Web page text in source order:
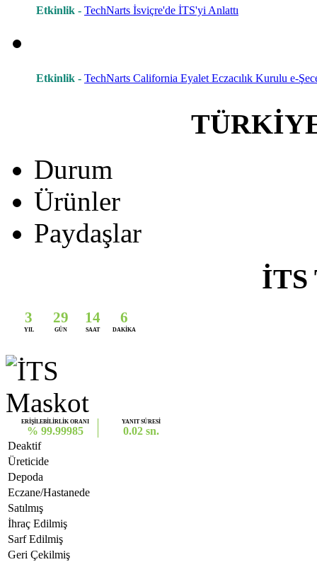
Etkinlik - TechNarts İsviçre'de İTS'yi Anlattı
Etkinlik - TechNarts California Eyalet Eczacılık Kurulu e-
Durum
Ürünler
Paydaşlar
İTS
3
YIL
29
GÜN
14
SAAT
6
DAKİKA
ERİŞİLEBİLİRLİK ORANI
% 99.99985
YANIT SÜRESİ
0.02 sn.
Deaktif
Üreticide
Depoda
Eczane/Hastanede
Satılmış
İhraç Edilmiş
Sarf Edilmiş
Geri Çekilmiş